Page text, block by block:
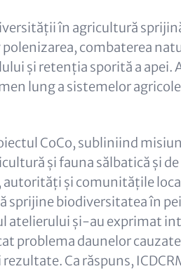
în agricultură
combaterea
și retenția sporită a apei.
lung a sistemelor
CoCo, subliniind
și fauna sălbatică și
și comunitățile
sprijine biodiversitatea în
atelierului și-au exprimat
problema daunelor
Ca răspuns,